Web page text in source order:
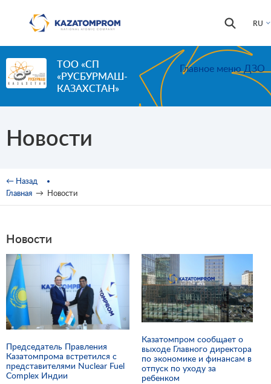
RU
Форма
Поиск
ТОО «СП
«РУСБУРМАШ-
КАЗАХСТАН»
Главное меню ДЗО
Новости
Вы здесь
← Назад
Главная → Новости
Новости
Председатель Правления
Казатомпрома встретился с
представителями Nuclear Fuel
Complex Индии
Казатомпром сообщает о
выходе Главного директора
по экономике и финансам в
отпуск по уходу за
ребенком